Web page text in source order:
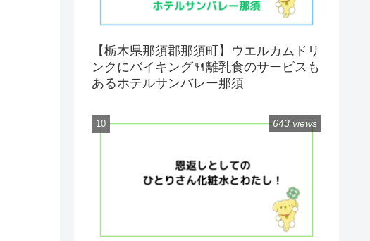
【栃木県那須郡那須町】ウエルカムドリ
ンクにバイキング🍴離乳食のサービスも
あるホテルサンバレー那須
643 views